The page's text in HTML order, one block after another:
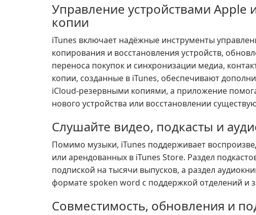
Управление устройствами Apple
копии
iTunes включает надёжные инструменты
копирования и восстановления устройств,
переноса покупок и синхронизации медиа,
копии, созданные в iTunes, обеспечивают
iCloud-резервными копиями, а приложение
нового устройства или восстановлении
Слушайте видео, подкасты и
Помимо музыки, iTunes поддерживает
или арендованных в iTunes Store. Раздел
подпиской на тысячи выпусков, а раздел
формате spoken word с поддержкой отделений и
Совместимость, обновления и